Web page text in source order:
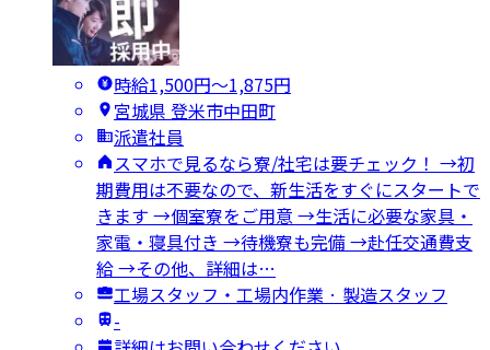
時給1,500円〜1,875円
宮城県 登米市中田町
派遣社員
スマホで見るなら寮/社宅は要チェック！ →初
期費用は不要なので、新生活をすぐにスタートで
きます →個室寮をご用意 →生活に必要な家具・
家電・寝具付き →待機寮も完備 →赴任交通費支
給 →その他、詳細は…
工場スタッフ・工場内作業 · 製造スタッフ
-